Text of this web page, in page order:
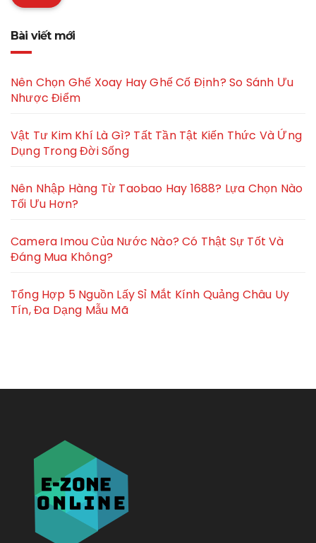
Bài viết mới
Nên Chọn Ghế Xoay Hay Ghế Cố Định? So Sánh Ưu
Nhược Điểm
Vật Tư Kim Khí Là Gì? Tất Tần Tật Kiến Thức Và Ứng
Dụng Trong Đời Sống
Nên Nhập Hàng Từ Taobao Hay 1688? Lựa Chọn Nào
Tối Ưu Hơn?
Camera Imou Của Nước Nào? Có Thật Sự Tốt Và
Đáng Mua Không?
Tổng Hợp 5 Nguồn Lấy Sỉ Mắt Kính Quảng Châu Uy
Tín, Đa Dạng Mẫu Mã